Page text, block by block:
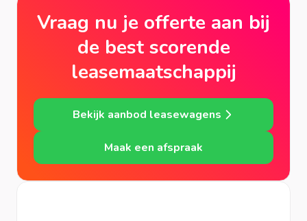
Vraag nu je offerte aan bij
de best scorende
leasemaatschappij
Bekijk aanbod leasewagens
Maak een afspraak